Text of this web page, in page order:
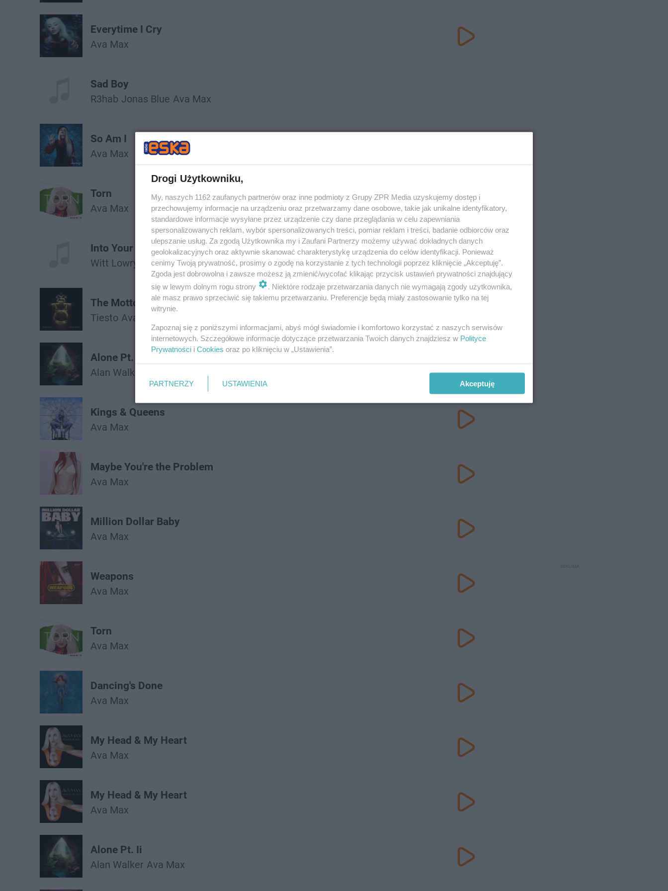
Everytime I Cry
Ava Max
Sad Boy
R3hab Jonas Blue Ava Max
So Am I
Ava Max
Torn
Ava Max
Into Your Arms
Witt Lowry
Ava Max
The Motto
Tiesto Ava Max
Alone Pt. Ii
Alan Walker
Kings & Queens
Ava Max
Maybe You're the Problem
Ava Max
Million Dollar Baby
Ava Max
Weapons
Ava Max
Torn
Ava Max
Dancing's Done
Ava Max
My Head & My Heart
Ava Max
My Head & My Heart
Ava Max
Alone Pt. Ii
Alan Walker Ava Max
Drogi Użytkowniku,
My, naszych 1162 zaufanych partnerów oraz inne podmioty z Grupy ZPR Media uzyskujemy dostęp i
przechowujemy informacje na urządzeniu oraz przetwarzamy dane osobowe, takie jak unikalne identyfikatory,
standardowe informacje wysyłane przez urządzenie czy dane przeglądania w celu zapewniania
spersonalizowanych reklam, wybór spersonalizowanych treści, pomiar reklam i treści, badanie odbiorców oraz
ulepszanie usług. Za zgodą Użytkownika my i Zaufani Partnerzy możemy używać dokładnych danych
geolokalizacyjnych oraz aktywnie skanować charakterystykę urządzenia do celów identyfikacji. Ponieważ
cenimy Twoją prywatność, prosimy o zgodę na korzystanie z tych technologii poprzez kliknięcie „Akceptuję”.
Zgoda jest dobrowolna i zawsze możesz ją zmienić/wycofać klikając przycisk ustawień prywatności znajdujący
się w lewym dolnym rogu strony
. Niektóre rodzaje przetwarzania danych nie wymagają zgody użytkownika,
ale masz prawo sprzeciwić się takiemu przetwarzaniu. Preferencje będą miały zastosowanie tylko na tej
witrynie.
Zapoznaj się z poniższymi informacjami, abyś mógł świadomie i komfortowo korzystać z naszych serwisów
internetowych. Szczegółowe informacje dotyczące przetwarzania Twoich danych znajdziesz w Polityce
Prywatności i Cookies oraz po kliknięciu w „Ustawienia”.
PARTNERZY USTAWIENIA Akceptuję